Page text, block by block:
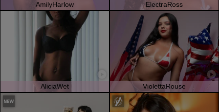
AmilyHarlow ElectraRoss
AliciaWet ViolettaRouse